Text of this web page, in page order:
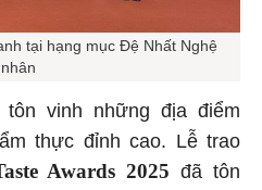
tại hạng mục Đệ Nhất Nghệ
nhân
tôn vinh những địa điểm
thực đỉnh cao. Lễ trao
Awards 2025 đã tôn